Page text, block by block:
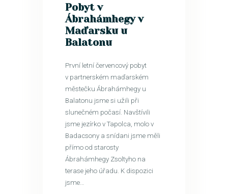
Pobyt v
Ábrahámhegy v
Maďarsku u
Balatonu
První letní červencový pobyt
v partnerském maďarském
městečku Ábrahámhegy u
Balatonu jsme si užili při
slunečném počasí. Navštívili
jsme jezírko v Tapolca, molo v
Badacsony a snídani jsme měli
přímo od starosty
Ábrahámhegy Zsoltyho na
terase jeho úřadu. K dispozici
jsme…